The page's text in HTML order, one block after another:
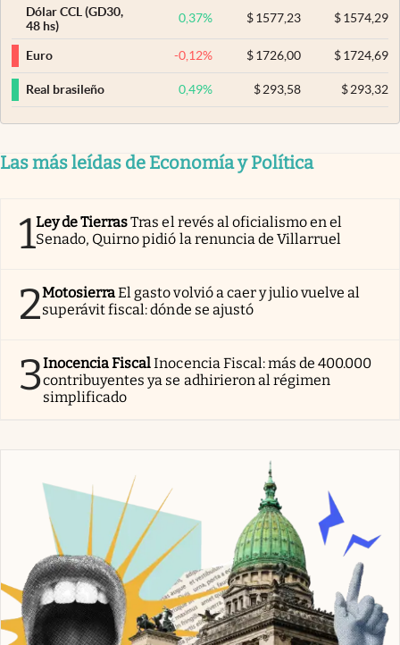
Dólar CCL (GD30,
48 hs)
0,37% $ 1577,23 $1574,29
Euro -0,12% $ 1726,00 $1724,69
Real brasileño 0,49% $ 293,58 $293,32
Las más leídas de Economía y Política
1Ley de TierrasTras el revés al oficialismo en el
Senado, Quirno pidió la renuncia de Villarruel
2MotosierraEl gasto volvió a caer y julio vuelve al
superávit fiscal: dónde se ajustó
3Inocencia FiscalInocencia Fiscal: más de 400.000
contribuyentes ya se adhirieron al régimen
simplificado